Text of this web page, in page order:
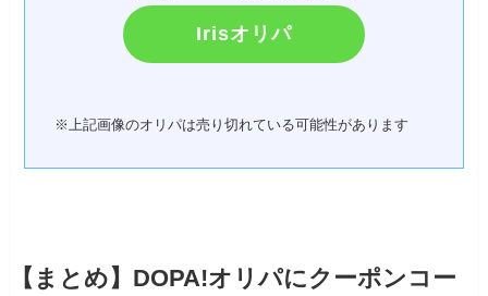
Irisオリパ
※上記画像のオリパは売り切れている可能性があります
【まとめ】DOPA!オリパにクーポンコー